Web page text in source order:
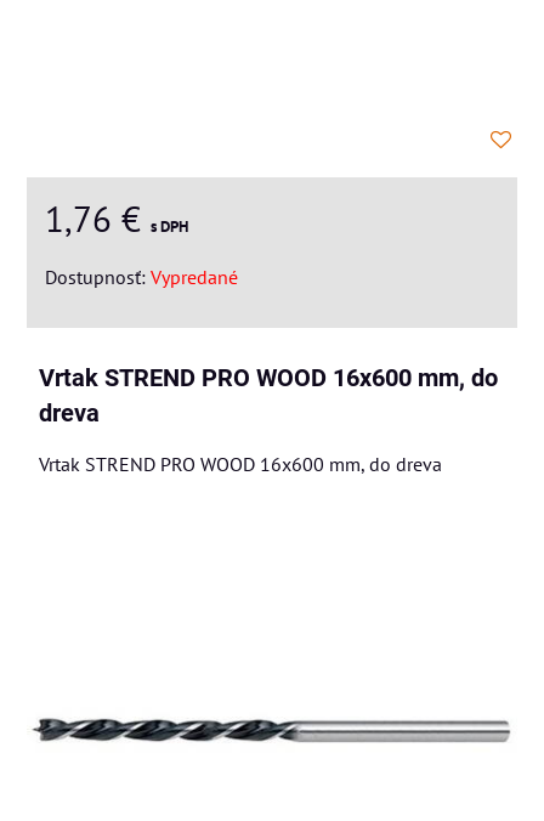
1,76 € s DPH
Dostupnosť: Vypredané
Vrtak STREND PRO WOOD 16x600 mm, do
dreva
Vrtak STREND PRO WOOD 16x600 mm, do dreva